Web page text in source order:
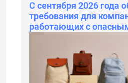
С сентября 2026 года
требования для
работающих с